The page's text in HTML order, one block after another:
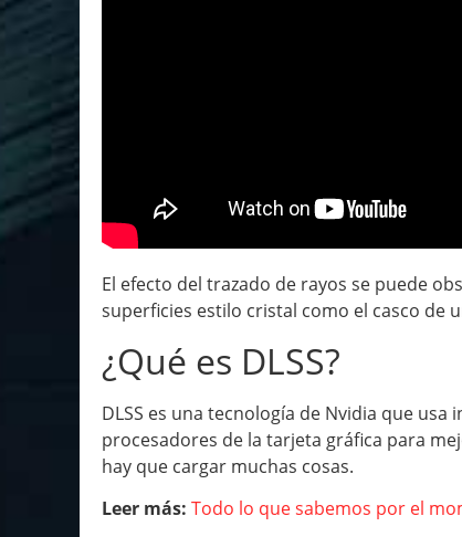
El efecto del trazado de rayos se puede
superficies estilo cristal como el casco de
¿Qué es DLSS?
DLSS es una tecnología de Nvidia que
procesadores de la tarjeta gráfica para
hay que cargar muchas cosas.
Leer más: Todo lo que sabemos por el